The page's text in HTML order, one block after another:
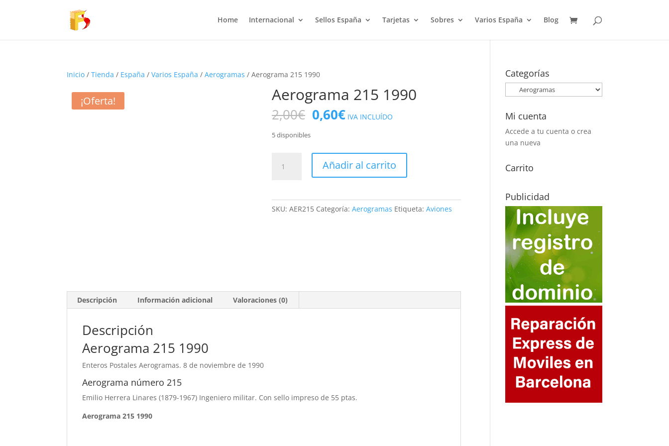
Home Internacional Sellos España Tarjetas Sobres Varios España Blog
Inicio /Tienda / España /Varios España /Aerogramas / Aerograma 215 1990
¡Oferta! Aerograma 215 1990
2,00€ El
precio
era:
2,00€.
0,60€El
precio
es:
0,60€.
IVA INCLUÍDO
5 disponibles
215
Añadir al carrito
SKU:AER215 Categoría:Aerogramas Etiqueta:Aviones
Descripción Información adicional Valoraciones (0)
Descripción
Aerograma 215 1990
Enteros Postales Aerogramas. 8 de noviembre de 1990
Aerograma número 215
Emilio Herrera Linares (1879-1967) Ingeniero militar. Con sello impreso de 55 ptas.
Aerograma 215 1990
Categorías
Mi cuenta
Accede a tu cuenta o crea
una nueva
Carrito
Publicidad